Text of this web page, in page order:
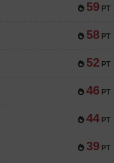
59 PT
58 PT
52 PT
46 PT
44 PT
39 PT